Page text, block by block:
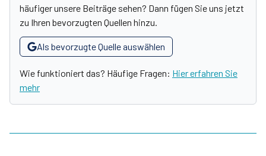
häufiger unsere Beiträge sehen? Dann fügen Sie uns jetzt
zu Ihren bevorzugten Quellen hinzu.
Als bevorzugte Quelle auswählen
Wie funktioniert das? Häufige Fragen: Hier erfahren Sie
mehr